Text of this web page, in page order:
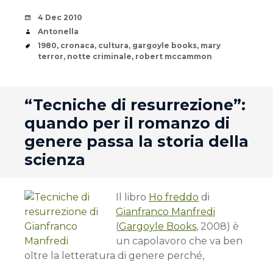
Date
4 Dec 2010
Author
Antonella
Tags
1980, cronaca, cultura, gargoyle books, mary
terror, notte criminale, robert mccammon
“Tecniche di resurrezione”:
quando per il romanzo di
genere passa la storia della
scienza
Il libro Ho freddo di
Gianfranco Manfredi
(Gargoyle Books, 2008) è
un capolavoro che va ben
oltre la letteratura di genere perché,